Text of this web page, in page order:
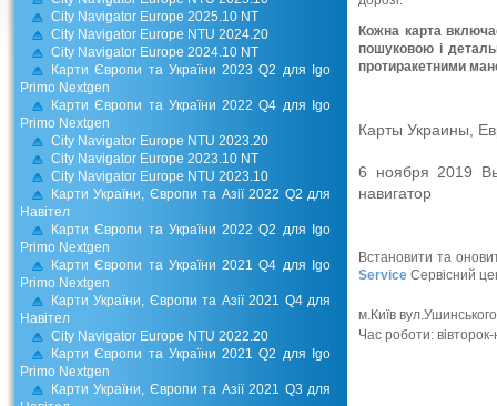
City Navigator Europe 2025.10 NT
City Navigator Europe NTU 2024.20
City Navigator Europe 2024.10 NT
Карти Європи та України 2023 Q2 для Igo
Primo Nextgen
Карти Європи та України 2022 Q4 для Igo
Primo Nextgen
City Navigator Europe NTU 2023.20
City Navigator Europe 2023.10 NT
City Navigator Europe NTU 2023.10
Карти України, Європи та Азії 2022 Q2 для
Навітел
Карти Європи та України 2022 Q2 для Igo
Primo Nextgen
Карти Європи та України 2021 Q4 для Igo
Primo Nextgen
Карти України, Європи та Азії 2021 Q4 для
Навітел
City Navigator Europe NTU 2022.20
Карти Європи та України 2021 Q2 для Igo
Primo Nextgen
Карти України, Європи та Азії 2021 Q3 для
Кожна карта
пошуковою і
протиракетними
Карты Украины,
6 ноября 2019
навигатор
Встановити та
Service Сервісний
м.Київ
Час роботи: